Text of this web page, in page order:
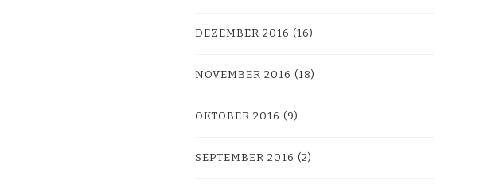
DEZEMBER 2016 (16)
NOVEMBER 2016 (18)
OKTOBER 2016 (9)
SEPTEMBER 2016 (2)